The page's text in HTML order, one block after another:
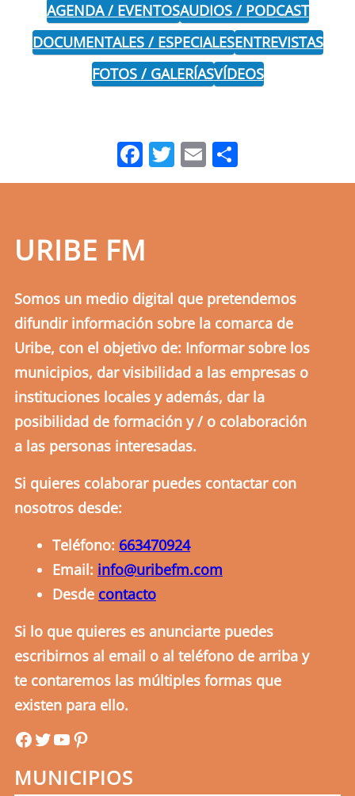
AGENDA / EVENTOSAUDIOS / PODCAST
DOCUMENTALES / ESPECIALESENTREVISTAS
FOTOS / GALERÍASVÍDEOS
Facebook
Twitter
Email
URIBE FM
Somos un medio digital que pretendemos
difundir información sobre la comarca de
Uribe, con el objetivo de: Informar sobre los
municipios, dar visibilidad a las empresas o
instituciones locales y además, dar la
posibilidad de formación y / o colaboración
a las personas interesadas.
Si quieres colaborar puedes contactar con
nosotros desde:
Teléfono: 663470924
Email: info@uribefm.com
Desde contacto
Si lo que quieres es anunciarte puedes
escribirnos al email o al teléfono de arriba y
te contaremos las múltiples formas que
existen para ello.
uribefmuribefmYouTube Pinterest
MUNICIPIOS